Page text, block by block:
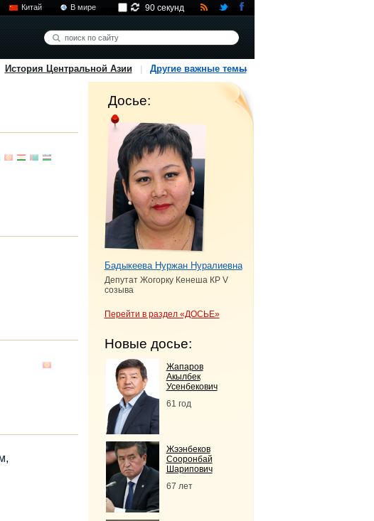
Китай В мире 90 секунд
История Центральной Азии Другие важные темы
Досье:
Бадыкеева Нуржан Нуралиевна
Депутат Жогорку Кенеша КР V
созыва
Перейти в раздел «ДОСЬЕ»
Новые досье:
Жапаров
Акылбек
Усенбекович
61 год
Жээнбеков
Сооронбай
Шарипович
67 лет